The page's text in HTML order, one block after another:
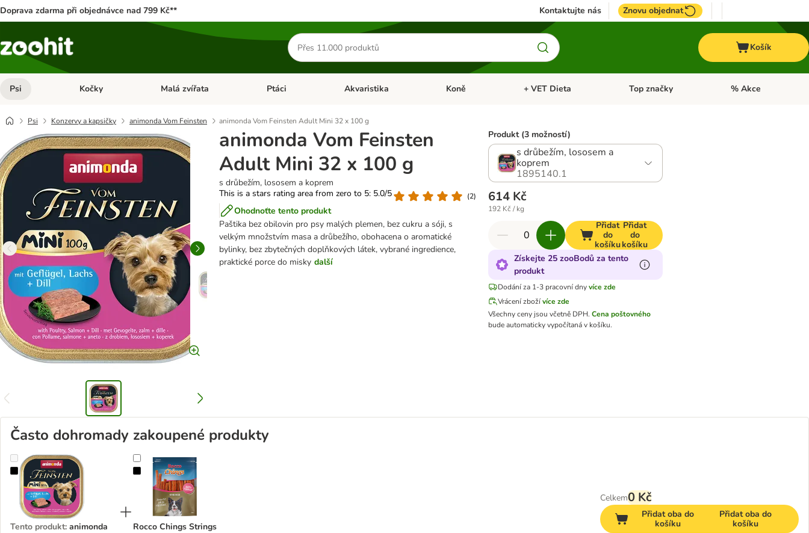
Doprava zdarma při objednávce nad 799 Kč** Kontaktujte nás Znovu objednat
Hledat
produkty
Košík
Psi Otevřít menu: Psi
Kočky Otevřít menu: Kočky
Malá zvířata Otevřít menu: Malá zvířata
Ptáci Otevřít menu: Ptáci
Akvaristika Otevřít menu: Akvaristika
Koně Otevřít menu: Koně
+ VET Dieta Otevřít menu: + VET Dieta
Top značky Otevřít menu: Top
% Akce
Psi Konzervy a kapsičky animonda Vom Feinsten animonda Vom Feinsten Adult Mini 32 x 100 g
animonda Vom Feinsten
Adult Mini 32 x 100 g
s drůbežím, lososem a koprem
This is a stars rating area from zero to 5: 5.0/5
(2)
Ohodnoťte tento produkt
Paštika bez obilovin pro psy malých plemen, bez cukru a sóji, s
velkým množstvím masa a drůbežího, obohacena o aromatické
bylinky, bez zbytečných doplňkových látek, vybrané ingredience,
praktické porce do misky další
Produkt (3 možností)
s drůbežím, lososem a
koprem
1895140.1
614 Kč
192 Kč / kg
Přidat
do
košíku
Přidat
do
košíku
Získejte 25 zooBodů za tento
produkt
Dodání za 1-3 pracovní dnyvíce zde
Vrácení zbožívíce zde
Všechny ceny jsou včetně DPH. Cena poštovného
bude automaticky vypočítaná v košíku.
Často dohromady zakoupené produkty
animonda Vom Feinsten Adult Mini 32 x 100 g
Tento produkt: animonda
Rocco Chings Strings
Rocco Chings Strings
Celkem0 Kč
Přidat oba do
košíku
Přidat oba do
košíku